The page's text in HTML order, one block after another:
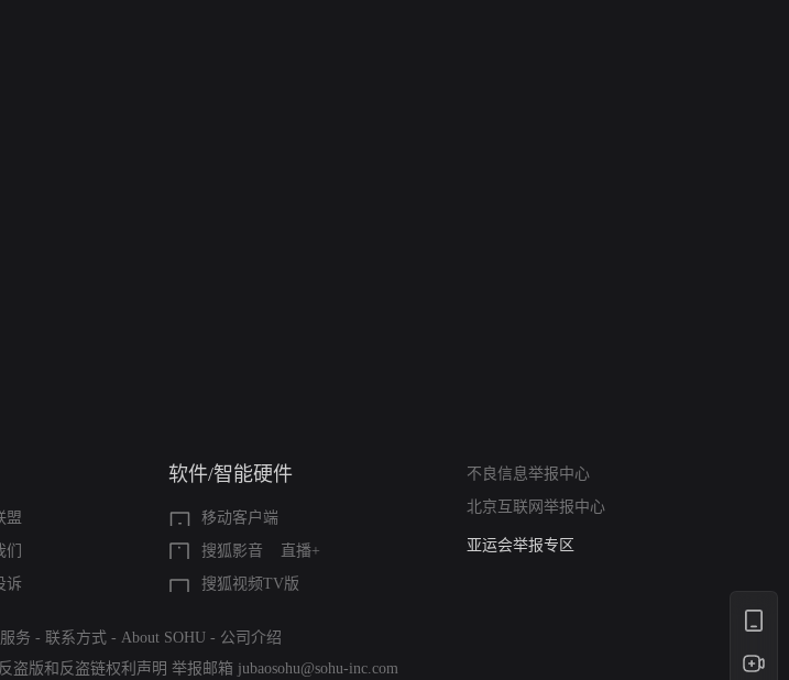
盟
诉
软件/智能硬件
移动客户端
搜狐影音
直播+
搜狐视频TV版
不良信息举报中心
北京互联网举报中心
算法推荐专项举报
亚运会举报专区
务 - 联系方式 - About SOHU - 公司介绍
反盗版和反盗链权利声明 举报邮箱 jubaosohu@sohu-inc.com